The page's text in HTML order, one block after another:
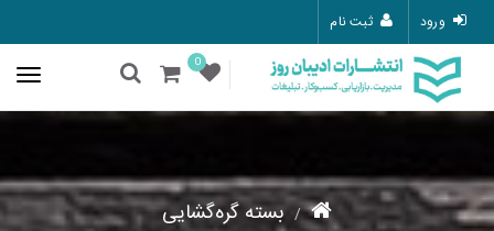
ورود ثبت نام
0
بسته گره‌گشایی